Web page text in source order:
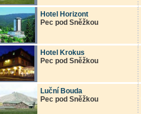
Hotel Horizont
Pec pod Sněžkou
Hotel Krokus
Pec pod Sněžkou
Luční Bouda
Pec pod Sněžkou